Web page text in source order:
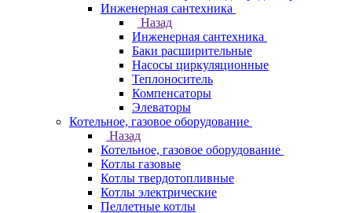
Инженерная сантехника
Назад
Инженерная сантехника
Баки расширительные
Насосы циркуляционные
Теплоноситель
Компенсаторы
Элеваторы
Котельное, газовое оборудование
Назад
Котельное, газовое оборудование
Котлы газовые
Котлы твердотопливные
Котлы электрические
Пеллетные котлы